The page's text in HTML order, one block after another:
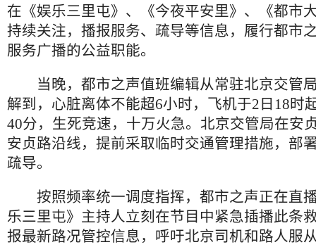
在《娱乐三里屯》、《今夜平安里》、《都市
持续关注，播报服务、疏导等信息，履行都市
服务广播的公益职能。
当晚，都市之声值班编辑从常驻北京交管
解到，心脏离体不能超6小时，飞机于2日18时
40分，生死竞速，十万火急。北京交管局在安
安贞路沿线，提前采取临时交通管理措施，部
疏导。
按照频率统一调度指挥，都市之声正在直
乐三里屯》主持人立刻在节目中紧急插播此条
报最新路况管控信息，呼吁北京司机和路人服